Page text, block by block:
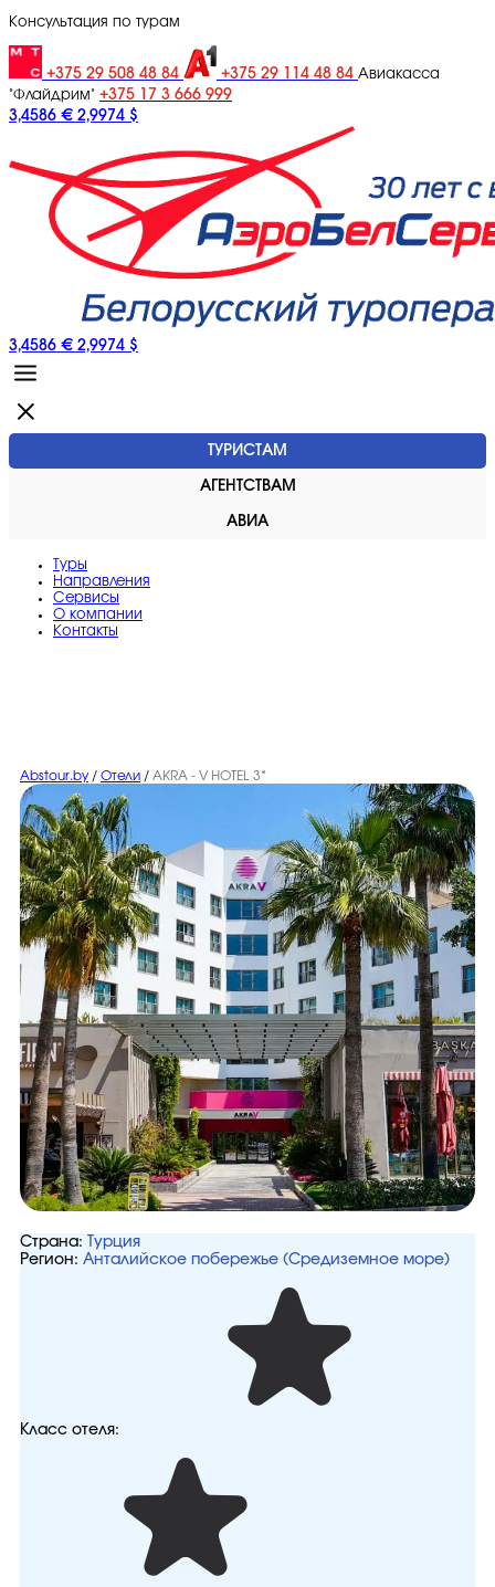
Консультация по турам
+375 29 508 48 84 +375 29 114 48 84 Авиакасса
"Флайдрим" +375 17 3 666 999
3,4586 € 2,9974 $
3,4586 € 2,9974 $
ТУРИСТАМ
АГЕНТСТВАМ
АВИА
Туры
Направления
Сервисы
O компании
Контакты
Abstour.by / Отели / AKRA - V HOTEL 3*
Страна:
Турция
Регион: Анталийское побережье (Средиземное море)
Класс отеля: